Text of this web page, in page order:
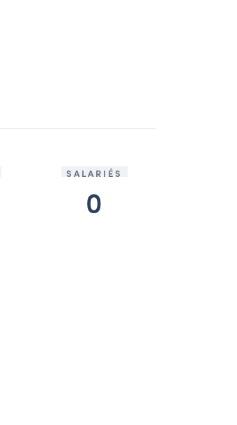
SALARIÉS
0